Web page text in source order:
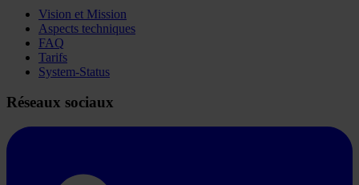
Vision et Mission
Aspects techniques
FAQ
Tarifs
System-Status
Réseaux sociaux